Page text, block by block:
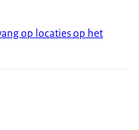
op locaties op het